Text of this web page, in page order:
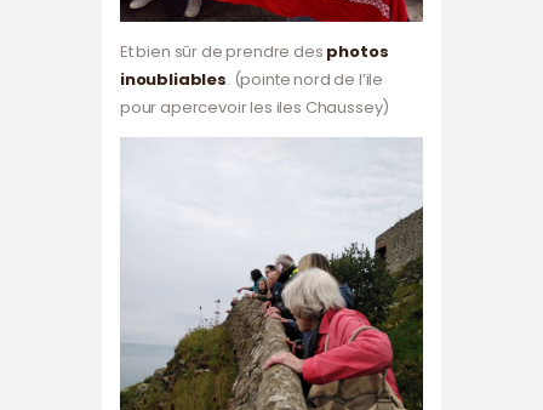
Et bien sûr de prendre des photos
inoubliables. (pointe nord de l’ile
pour apercevoir les iles Chaussey)